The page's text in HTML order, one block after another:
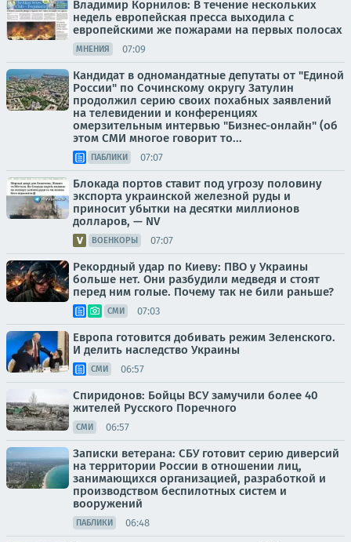
Владимир Корнилов: В течение нескольких
недель европейская пресса выходила с
европейскими же пожарами на первых полосах
МНЕНИЯ 07:09
Кандидат в одномандатные депутаты от "Единой
России" по Сочинскому округу Затулин
продолжил серию своих похабных заявлений
на телевидении и конференциях
омерзительным интервью "Бизнес-онлайн" (об
этом СМИ многое говорит то...
ПАБЛИКИ 07:07
Блокада портов ставит под угрозу половину
экспорта украинской железной руды и
приносит убытки на десятки миллионов
долларов, — NV
ВОЕНКОРЫ 07:07
Рекордный удар по Киеву: ПВО у Украины
больше нет. Они разбудили медведя и стоят
перед ним голые. Почему так не били раньше?
СМИ 07:03
Европа готовится добивать режим Зеленского.
И делить наследство Украины
СМИ 06:57
Спиридонов: Бойцы ВСУ замучили более 40
жителей Русского Поречного
СМИ 06:57
Записки ветерана: СБУ готовит серию диверсий
на территории России в отношении лиц,
занимающихся организацией, разработкой и
производством беспилотных систем и
вооружений
ПАБЛИКИ 06:48